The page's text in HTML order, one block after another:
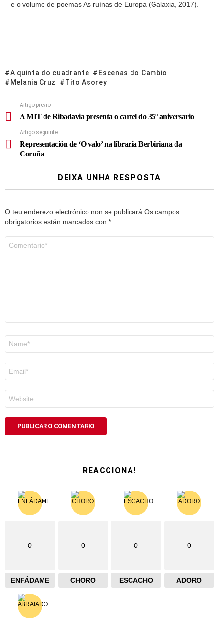
e o volume de poemas As ruínas de Europa (Galaxia, 2017).
A quinta do cuadrante
Escenas do Cambio
Melania Cruz
Tito Asorey
Artigo previo
A MIT de Ribadavia presenta o cartel do 35º aniversario
Artigo seguinte
Representación de ‘O valo’ na libraría Berbiriana da
Coruña
DEIXA UNHA RESPOSTA
O teu enderezo electrónico non se publicará Os campos
obrigatorios están marcados con *
electrónico
*
REACCIONA!
0
ENFÁDAME
0
CHORO
0
ESCACHO
0
ADORO